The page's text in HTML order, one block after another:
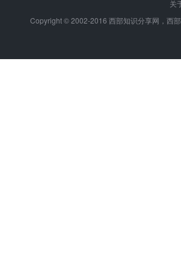
关
Copyright © 2002-2016 西部知识分享网，西